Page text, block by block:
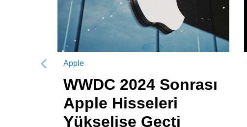
Apple
WWDC 2024 Sonrası
Apple Hisseleri
Yükselişe Geçti
Önceki